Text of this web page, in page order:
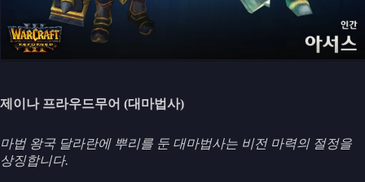
제이나 프라우드무어 (대마법사)
마법 왕국 달라란에 뿌리를 둔 대마법사는 비전 마력의 절정을
상징합니다.